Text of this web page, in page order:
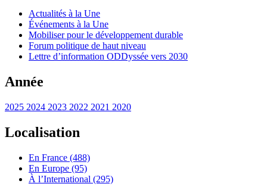
Actualités à la Une
Événements à la Une
Mobiliser pour le développement durable
Forum politique de haut niveau
Lettre d’information ODDyssée vers 2030
Année
2025 2024 2023 2022 2021 2020
Localisation
En France (488)
En Europe (95)
À l’International (295)